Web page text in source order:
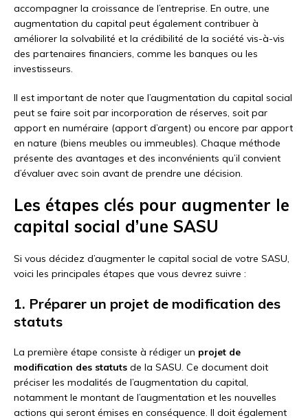
accompagner la croissance de l’entreprise. En outre, une
augmentation du capital peut également contribuer à
améliorer la solvabilité et la crédibilité de la société vis-à-vis
des partenaires financiers, comme les banques ou les
investisseurs.
Il est important de noter que l’augmentation du capital social
peut se faire soit par incorporation de réserves, soit par
apport en numéraire (apport d’argent) ou encore par apport
en nature (biens meubles ou immeubles). Chaque méthode
présente des avantages et des inconvénients qu’il convient
d’évaluer avec soin avant de prendre une décision.
Les étapes clés pour augmenter le
capital social d’une SASU
Si vous décidez d’augmenter le capital social de votre SASU,
voici les principales étapes que vous devrez suivre :
1. Préparer un projet de modification des
statuts
La première étape consiste à rédiger un projet de
modification des statuts de la SASU. Ce document doit
préciser les modalités de l’augmentation du capital,
notamment le montant de l’augmentation et les nouvelles
actions qui seront émises en conséquence. Il doit également